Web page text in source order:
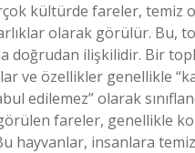
kültürde fareler, temiz
olarak görülür. Bu,
doğrudan ilişkilidir. Bir
ve özellikler genellikle
edilemez” olarak
fareler, genellikle
hayvanlar, insanlara